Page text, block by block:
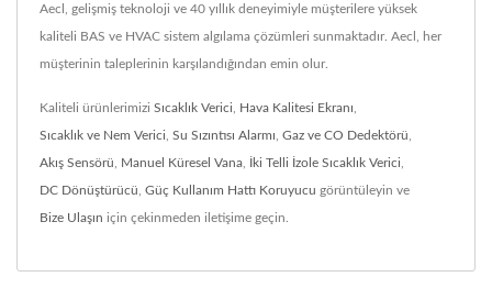
Aecl, gelişmiş teknoloji ve 40 yıllık deneyimiyle müşterilere yüksek
kaliteli BAS ve HVAC sistem algılama çözümleri sunmaktadır. Aecl, her
müşterinin taleplerinin karşılandığından emin olur.
Kaliteli ürünlerimizi Sıcaklık Verici Hava Kalitesi Ekranı
Sıcaklık ve Nem Verici Su Sızıntısı Alarmı Gaz ve CO Dedektörü
Akış Sensörü Manuel Küresel Vana İki Telli İzole Sıcaklık Verici
DC Dönüştürücü Güç Kullanım Hattı Koruyucu görüntüleyin ve
Bize Ulaşın için çekinmeden iletişime geçin.